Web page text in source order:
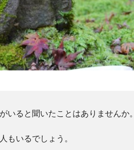
いると聞いたことはありませんか。
もいるでしょう。